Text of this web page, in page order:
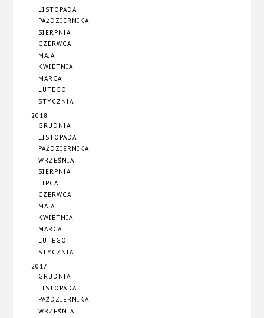
LISTOPADA
PAŹDZIERNIKA
SIERPNIA
CZERWCA
MAJA
KWIETNIA
MARCA
LUTEGO
STYCZNIA
2018
GRUDNIA
LISTOPADA
PAŹDZIERNIKA
WRZEŚNIA
SIERPNIA
LIPCA
CZERWCA
MAJA
KWIETNIA
MARCA
LUTEGO
STYCZNIA
2017
GRUDNIA
LISTOPADA
PAŹDZIERNIKA
WRZEŚNIA